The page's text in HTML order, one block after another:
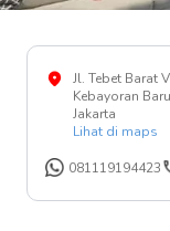
Jl. Tebet Barat
Kebayoran
Jakarta
Lihat di maps
081119194423